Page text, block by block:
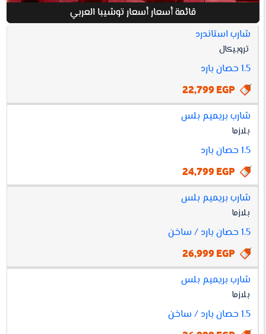
قائمة أسعار أسعار توشيبا العربي
افضل
أسعار
أسعار
توشيبا
العربي
مواصفات
شارب استاندرد
تروبيكال
1.5 حصان بارد
22,799 EGP
شارب بريميم بلس
بلازما
1.5 حصان بارد
24,799 EGP
شارب بريميم بلس
بلازما
1.5 حصان بارد / ساخن
26,999 EGP
شارب بريميم بلس
بلازما
1.5 حصان بارد / ساخن